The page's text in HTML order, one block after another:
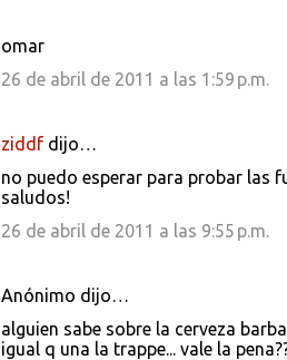
omar
26 de abril de 2011 a las 1:59 p.m.
ziddfdijo…
no puedo esperar para probar las
saludos!
26 de abril de 2011 a las 9:55 p.m.
Anónimo dijo…
alguien sabe sobre la cerveza
igual q una la trappe... vale la